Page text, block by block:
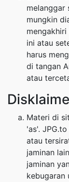
melanggar
mungkin
ini atau
harus
di tangan
atau
Materi di
'as'.
atau
jaminan
jaminan
kebugaran